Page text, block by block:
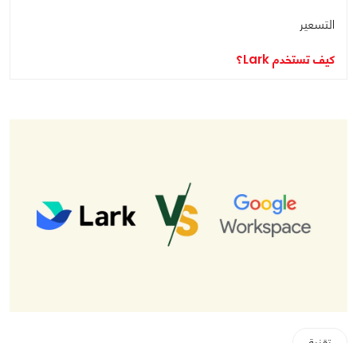
التسعير
كيف تستخدم Lark؟